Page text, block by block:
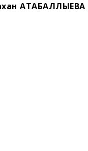
АТАБАЛЛЫЕВА